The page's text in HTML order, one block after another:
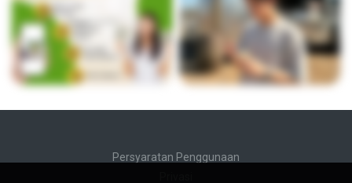
Persyaratan Penggunaan